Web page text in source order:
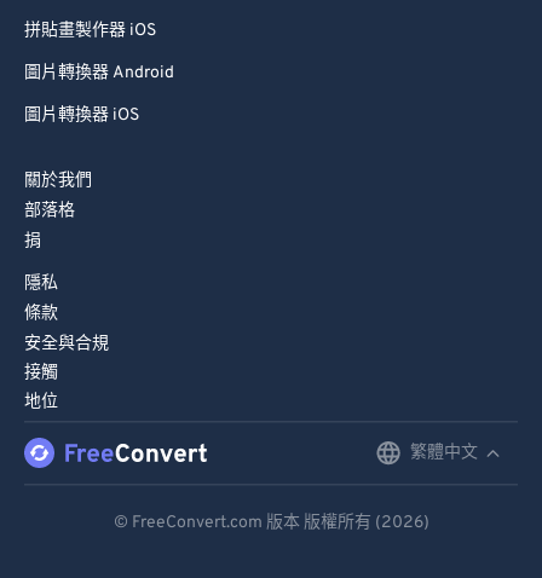
拼貼畫製作器 iOS
圖片轉換器 Android
圖片轉換器 iOS
關於我們
部落格
捐
隱私
條款
安全與合規
接觸
地位
繁體中文
© FreeConvert.com 版本 版權所有 (2026)